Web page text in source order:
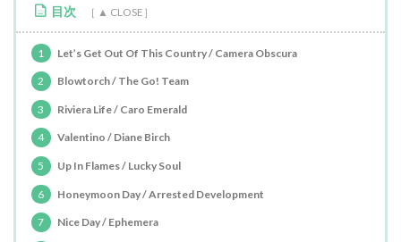
目次
1 Let’s Get Out Of This Country / Camera Obscura
2 Blowtorch / The Go! Team
3 Riviera Life / Caro Emerald
4 Valentino / Diane Birch
5 Up In Flames / Lucky Soul
6 Honeymoon Day / Arrested Development
7 Nice Day / Ephemera